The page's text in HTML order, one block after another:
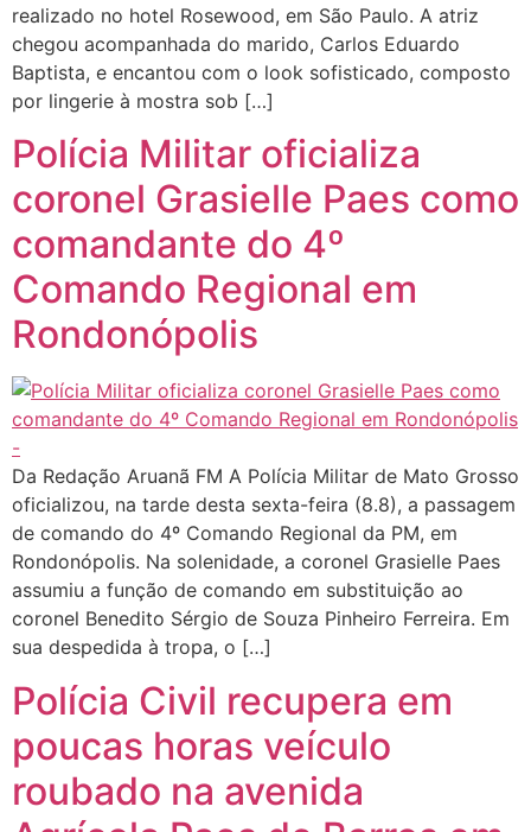
realizado no hotel Rosewood, em São Paulo. A atriz
chegou acompanhada do marido, Carlos Eduardo
Baptista, e encantou com o look sofisticado, composto
por lingerie à mostra sob […]
Polícia Militar oficializa
coronel Grasielle Paes como
comandante do 4º
Comando Regional em
Rondonópolis
Da Redação Aruanã FM A Polícia Militar de Mato Grosso
oficializou, na tarde desta sexta-feira (8.8), a passagem
de comando do 4º Comando Regional da PM, em
Rondonópolis. Na solenidade, a coronel Grasielle Paes
assumiu a função de comando em substituição ao
coronel Benedito Sérgio de Souza Pinheiro Ferreira. Em
sua despedida à tropa, o […]
Polícia Civil recupera em
poucas horas veículo
roubado na avenida